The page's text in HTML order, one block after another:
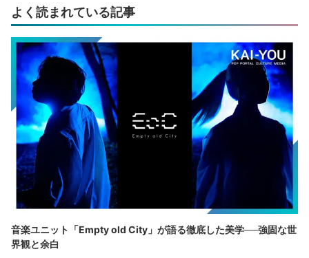
よく読まれている記事
音楽ユニット「Empty old City」が語る徹底した美学──強固な世
界観と余白